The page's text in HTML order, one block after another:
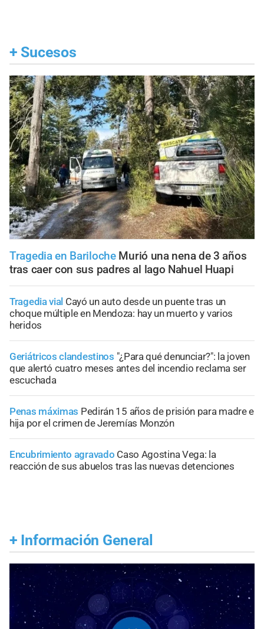
+ Sucesos
Tragedia en Bariloche Murió una nena de 3 años
tras caer con sus padres al lago Nahuel Huapi
Tragedia vial Cayó un auto desde un puente tras un
choque múltiple en Mendoza: hay un muerto y varios
heridos
Geriátricos clandestinos "¿Para qué denunciar?": la joven
que alertó cuatro meses antes del incendio reclama ser
escuchada
Penas máximas Pedirán 15 años de prisión para madre e
hija por el crimen de Jeremías Monzón
Encubrimiento agravado Caso Agostina Vega: la
reacción de sus abuelos tras las nuevas detenciones
+ Información General